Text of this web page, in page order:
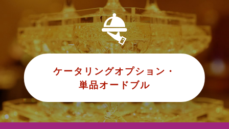
ケータリングオプション・
単品オードブル